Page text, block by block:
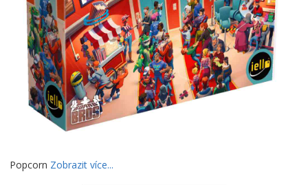
Popcorn Zobrazit více...